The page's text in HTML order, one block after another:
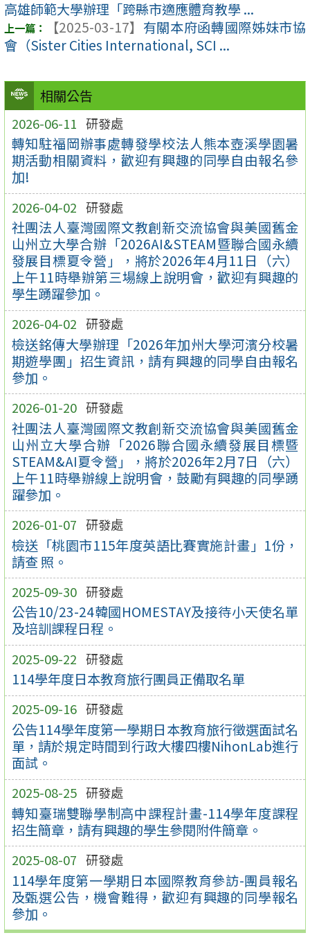
相關公告
2026-06-11 研發處
轉知駐福岡辦事處轉發學校法人熊本壺溪學園暑
期活動相關資料，歡迎有興趣的同學自由報名參
加!
2026-04-02 研發處
社團法人臺灣國際文教創新交流協會與美國舊金
山州立大學合辦「2026AI&STEAM暨聯合國永續
發展目標夏令營」，將於2026年4月11日（六）
上午11時舉辦第三場線上說明會，歡迎有興趣的
學生踴躍參加。
2026-04-02 研發處
檢送銘傳大學辦理「2026年加州大學河濱分校暑
期遊學團」招生資訊，請有興趣的同學自由報名
參加。
2026-01-20 研發處
社團法人臺灣國際文教創新交流協會與美國舊金
山州立大學合辦「2026聯合國永續發展目標暨
STEAM&AI夏令營」，將於2026年2月7日（六）
上午11時舉辦線上說明會，鼓勵有興趣的同學踴
躍參加。
2026-01-07 研發處
檢送「桃園市115年度英語比賽實施計畫」1份，
請查 照。
2025-09-30 研發處
公告10/23-24韓國HOMESTAY及接待小天使名單
及培訓課程日程。
2025-09-22 研發處
114學年度日本教育旅行團員正備取名單
2025-09-16 研發處
公告114學年度第一學期日本教育旅行徵選面試名
單，請於規定時間到行政大樓四樓NihonLab進行
面試。
2025-08-25 研發處
轉知臺瑞雙聯學制高中課程計畫-114學年度課程
招生簡章，請有興趣的學生參閱附件簡章。
2025-08-07 研發處
114學年度第一學期日本國際教育參訪-團員報名
及甄選公告，機會難得，歡迎有興趣的同學報名
參加。
高雄師範大學辦理「跨縣市適應體育教學 ...
【2025-03-17】 有關本府函轉國際姊妹市協
會（Sister Cities International, SCI ...